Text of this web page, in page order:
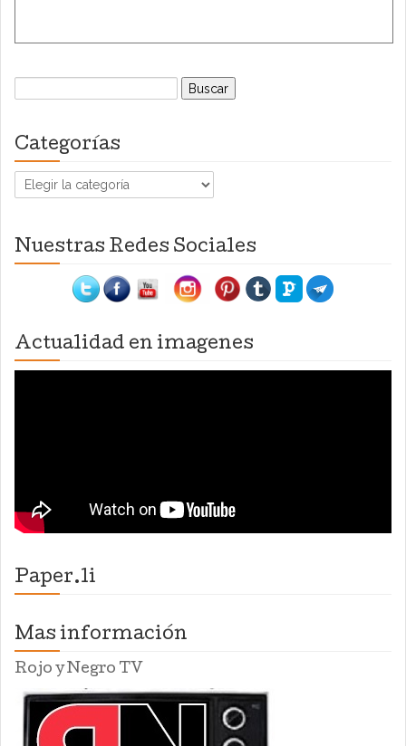
Buscar:
Categorías
Categorías
Nuestras Redes Sociales
Actualidad en imagenes
Paper.li
Mas información
Rojo y Negro TV